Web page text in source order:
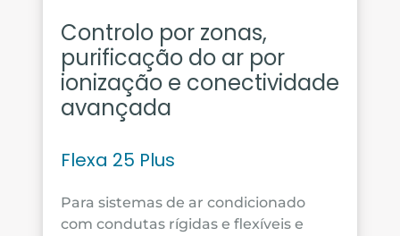
Controlo por zonas,
purificação do ar por
ionização e conectividade
avançada
Flexa 25 Plus
Para sistemas de ar condicionado
com condutas rígidas e flexíveis e